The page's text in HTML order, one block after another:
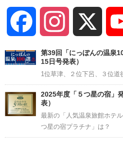
Facebook Instagram
第39回「にっぽんの温泉
15日号発表）
1位草津、２位下呂、３位道
2025年度「５つ星の宿」
表）
最新の「人気温泉旅館ホテ
つ星の宿プラチナ」は？